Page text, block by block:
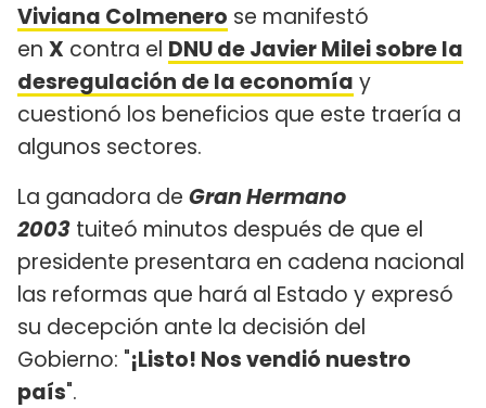
Viviana Colmenero se manifestó
en X contra el DNU de Javier Milei sobre la
desregulación de la economía y
cuestionó los beneficios que este traería a
algunos sectores.
La ganadora de Gran Hermano
2003 tuiteó minutos después de que el
presidente presentara en cadena nacional
las reformas que hará al Estado y expresó
su decepción ante la decisión del
Gobierno: "¡Listo! Nos vendió nuestro
país".